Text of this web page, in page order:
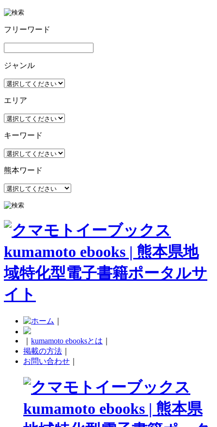
フリーワード
ジャンル
エリア
キーワード
熊本ワード
kumamoto ebooksとは
掲載の方法
お問い合わせ